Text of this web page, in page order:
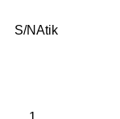
S/NAtik